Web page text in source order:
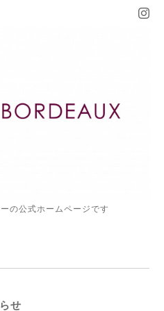
の公式ホームページです
せ